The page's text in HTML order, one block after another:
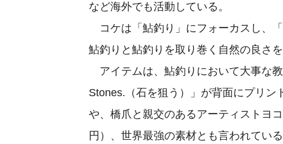
など海外でも活動している。
コケは「鮎釣り」にフォーカスし、
鮎釣りと鮎釣りを取り巻く自然の良さ
アイテムは、鮎釣りにおいて大事な
Stones.（石を狙う）」が背面にプリン
や、橋爪と親交のあるアーティストヨ
円）、世界最強の素材とも言われてい